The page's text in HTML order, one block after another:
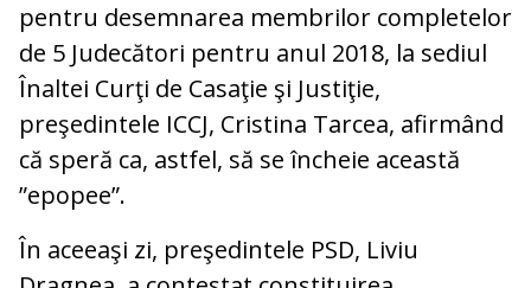
pentru desemnarea membrilor completelor
de 5 Judecători pentru anul 2018, la sediul
Înaltei Curţi de Casaţie şi Justiţie,
preşedintele ICCJ, Cristina Tarcea, afirmând
că speră ca, astfel, să se încheie această
”epopee”.
În aceeaşi zi, preşedintele PSD, Liviu